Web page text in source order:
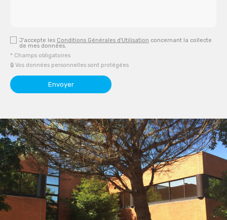
J'accepte les Conditions Générales d'Utilisation concernant la collecte
de mes données.
* Champs obligatoires
🔒 Vos données personnelles sont protégées